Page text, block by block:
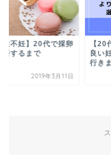
【20代の不妊治療】より
良い妊活のために選挙に
2019年4月11日